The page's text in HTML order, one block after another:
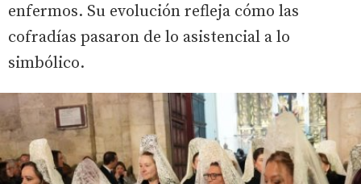
enfermos. Su evolución refleja cómo las
cofradías pasaron de lo asistencial a lo
simbólico.